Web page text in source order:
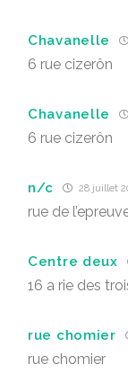
Chavanelle
6 rue cizerôn
Chavanelle
6 rue cizerôn
n/c 28 juillet
rue de
Centre deux
16 a rie des
rue chomier
rue chomier